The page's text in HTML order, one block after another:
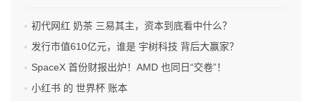
初代网红 奶茶 三易其主，资本到底看中什么？
发行市值610亿元，谁是 宇树科技 背后大赢家？
SpaceX 首份财报出炉！AMD 也同日“交卷”！
小红书 的 世界杯 账本